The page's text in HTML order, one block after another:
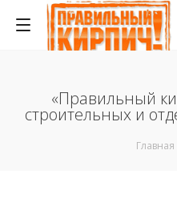
«Правильный
строительных и
Главная